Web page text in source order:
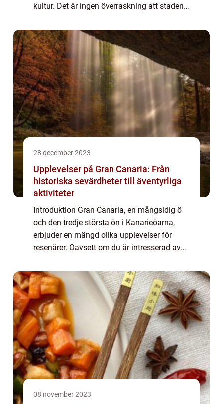
kultur. Det är ingen överraskning att staden
sina imponerande sevärdheter. I denna
artikel kommer...
28 december 2023
Upplevelser på Gran Canaria: Från
historiska sevärdheter till äventyrliga
aktiviteter
Introduktion Gran Canaria, en mångsidig ö
och den tredje största ön i Kanarieöarna,
erbjuder en mängd olika upplevelser för
resenärer. Oavsett om du är intresserad av
upptäcktsfärder i naturen, har Gran Canaria
något för ...
08 november 2023